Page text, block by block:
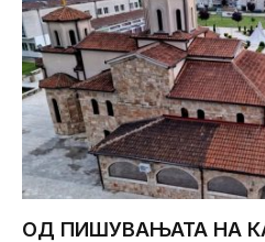
ОД ПИШУВАЊАТА НА